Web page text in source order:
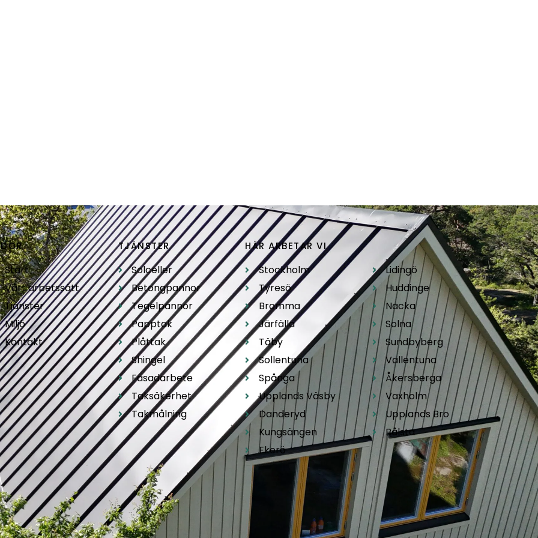
Start
Vårt arbetssätt
Tjänster
Miljö
Kontakt
TJÄNSTER
Solceller
Betongpannor
Tegelpannor
Papptak
Plåttak
Shingel
Fasadarbete
Taksäkerhet
Takmålning
HÄR ARBETAR VI
Stockholm
Tyresö
Bromma
Järfälla
Täby
Sollentuna
Spånga
Upplands Väsby
Danderyd
Kungsängen
Ekerö
.
Lidingö
Huddinge
Nacka
Solna
Sundbyberg
Vallentuna
Åkersberga
Vaxholm
Upplands Bro
Bålsta